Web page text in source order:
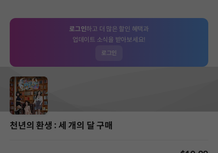
로그인하고 더 많은 할인 혜택과
업데이트 소식을 받아보세요!
로그인
천년의 환생 : 세 개의 달 구매